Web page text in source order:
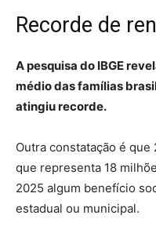
Recorde de
A pesquisa do IBGE
médio das famílias
atingiu recorde.
Outra constatação é que
que representa 18
2025 algum benefício
estadual ou municipal.